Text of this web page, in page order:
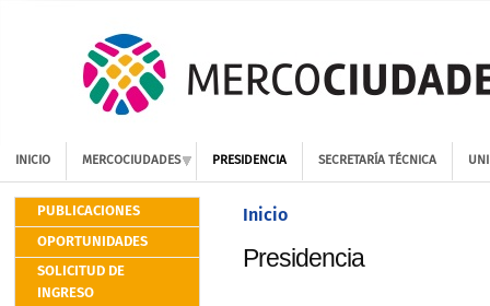
INICIO MERCOCIUDADES PRESIDENCIA SECRETARÍA TÉCNICA
PUBLICACIONES
OPORTUNIDADES
SOLICITUD DE
INGRESO
Inicio
Presidencia